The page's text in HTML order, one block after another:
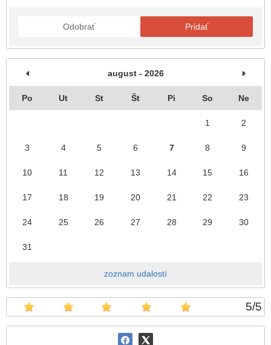
Odobrať Pridať
august - 2026
Po Ut St Št Pi So Ne
1 2
3 4 5 6 7 8 9
10 11 12 13 14 15 16
17 18 19 20 21 22 23
24 25 26 27 28 29 30
31
zoznam udalostí
5/5